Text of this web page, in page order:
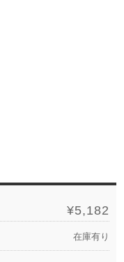
¥5,182
在庫有り